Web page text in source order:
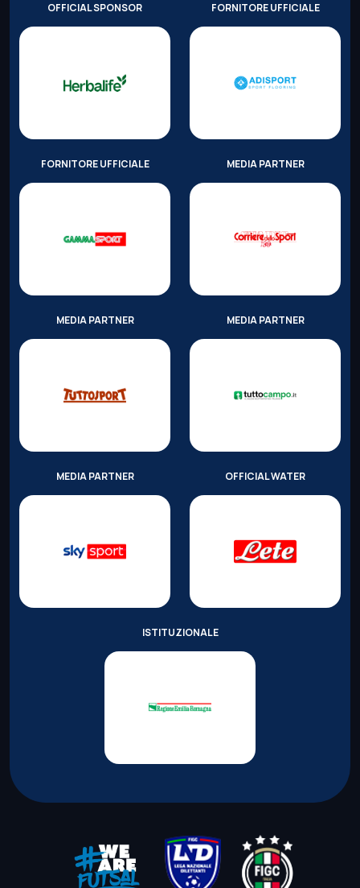
OFFICIAL SPONSOR FORNITORE UFFICIALE
FORNITORE UFFICIALE MEDIA PARTNER
MEDIA PARTNER MEDIA PARTNER
MEDIA PARTNER OFFICIAL WATER
ISTITUZIONALE